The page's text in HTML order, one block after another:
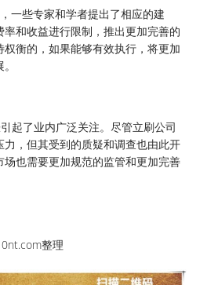
一些专家和学者提出了相应的建
和收益进行限制，推出更加完善的
衡的，如果能够有效执行，将更加
起了业内广泛关注。尽管立刷公司
，但其受到的质疑和调查也由此开
也需要更加规范的监管和更加完善
整理